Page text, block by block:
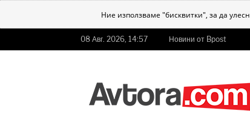
Ние използваме "бисквитки", за да
08 Авг. 2026, 14:57 Новини от Bpost